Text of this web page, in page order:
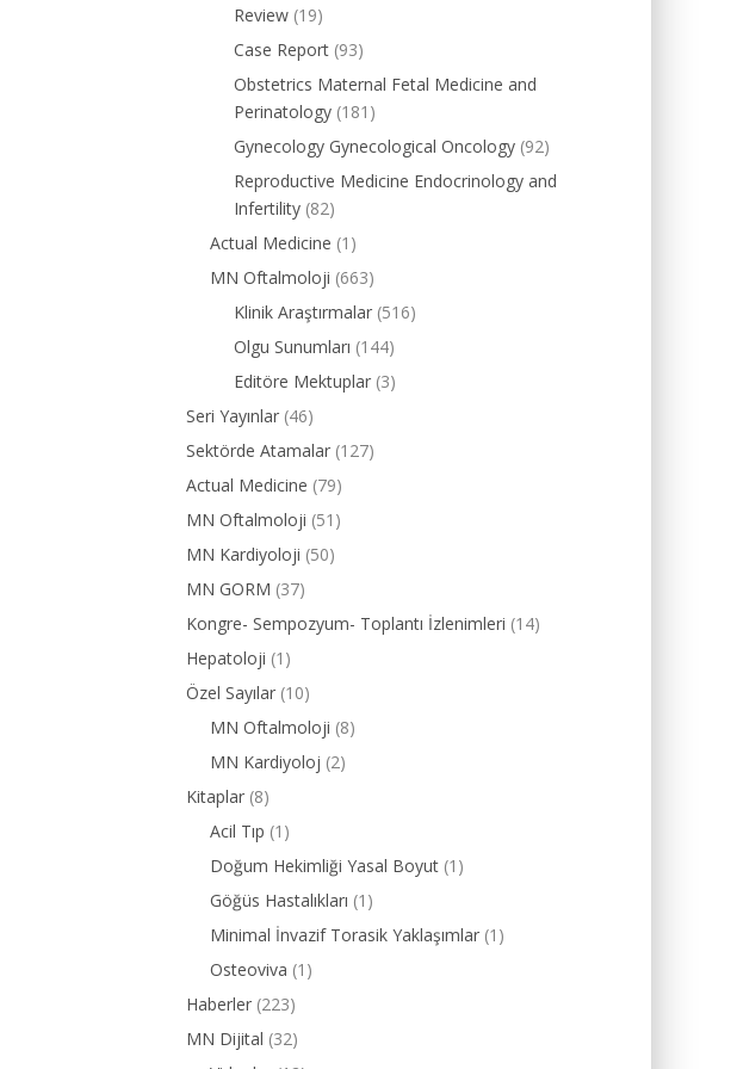
Review (19)
Case Report (93)
Obstetrics Maternal Fetal Medicine and
Perinatology (181)
Gynecology Gynecological Oncology (92)
Reproductive Medicine Endocrinology and
Infertility (82)
Actual Medicine (1)
MN Oftalmoloji (663)
Klinik Araştırmalar (516)
Olgu Sunumları (144)
Editöre Mektuplar (3)
Seri Yayınlar (46)
Sektörde Atamalar (127)
Actual Medicine (79)
MN Oftalmoloji (51)
MN Kardiyoloji (50)
MN GORM (37)
Kongre- Sempozyum- Toplantı İzlenimleri (14)
Hepatoloji (1)
Özel Sayılar (10)
MN Oftalmoloji (8)
MN Kardiyoloj (2)
Kitaplar (8)
Acil Tıp (1)
Doğum Hekimliği Yasal Boyut (1)
Göğüs Hastalıkları (1)
Minimal İnvazif Torasik Yaklaşımlar (1)
Osteoviva (1)
Haberler (223)
MN Dijital (32)